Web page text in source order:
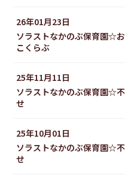
26年01月23日
ソラストなかのぶ保育園☆
こくらぶ
25年11月11日
ソラストなかのぶ保育園☆
せ
25年10月01日
ソラストなかのぶ保育園☆
せ